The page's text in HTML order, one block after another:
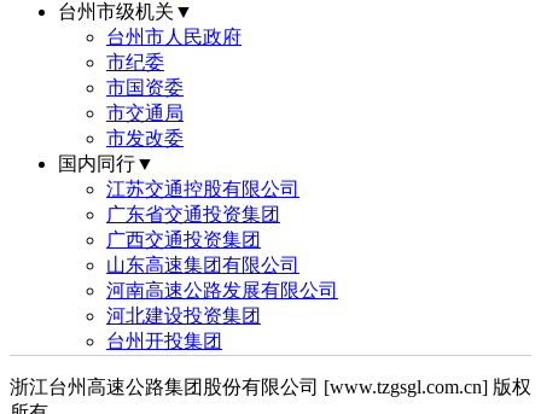
台州市级机关▼
台州市人民政府
市纪委
市国资委
市交通局
市发改委
国内同行▼
江苏交通控股有限公司
广东省交通投资集团
广西交通投资集团
山东高速集团有限公司
河南高速公路发展有限公司
河北建设投资集团
台州开投集团
浙江台州高速公路集团股份有限公司 [www.tzgsgl.com.cn] 版权